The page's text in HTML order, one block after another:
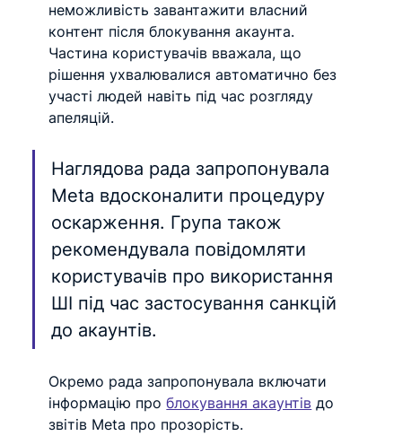
неможливість завантажити власний
контент після блокування акаунта.
Частина користувачів вважала, що
рішення ухвалювалися автоматично без
участі людей навіть під час розгляду
апеляцій.
Наглядова рада запропонувала
Meta вдосконалити процедуру
оскарження. Група також
рекомендувала повідомляти
користувачів про використання
ШІ під час застосування санкцій
до акаунтів.
Окремо рада запропонувала включати
інформацію про блокування акаунтів до
звітів Meta про прозорість.